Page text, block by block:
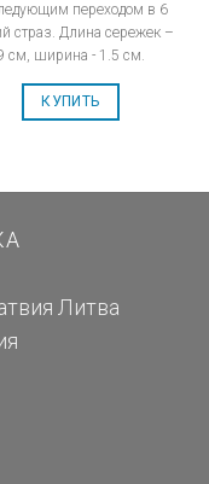
переходом в 6
страз. Длина сережек –
см, ширина - 1.5 см.
КУПИТЬ
Литва